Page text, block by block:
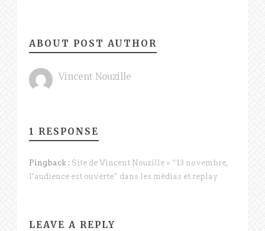
ABOUT POST AUTHOR
Vincent Nouzille
1 RESPONSE
Pingback : Site de Vincent Nouzille » “13 novembre,
l’audience est ouverte” dans les médias et replay
LEAVE A REPLY